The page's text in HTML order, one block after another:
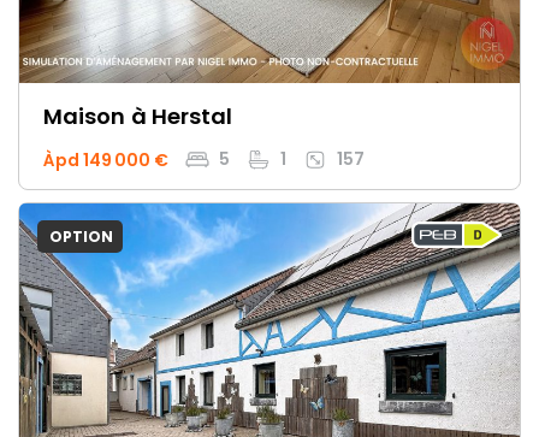
Maison à Herstal
Àpd 149 000 € 5 1 157
OPTION